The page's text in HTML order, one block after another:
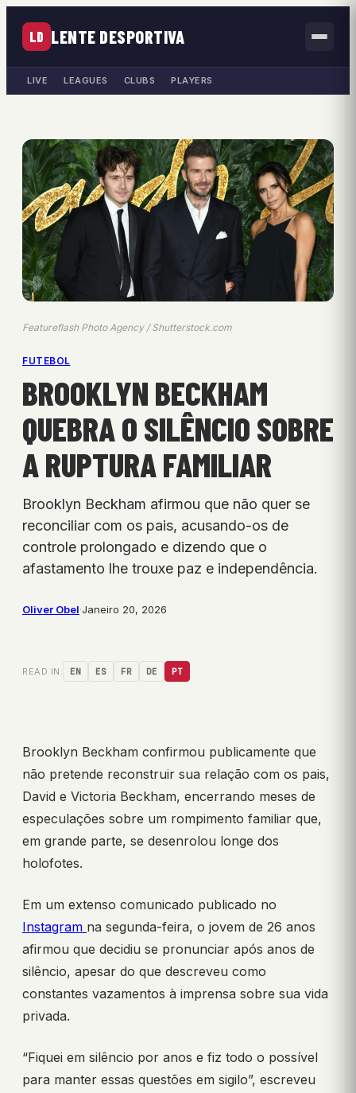
LD LENTE DESPORTIVA
LIVE LEAGUES CLUBS PLAYERS
Featureflash Photo Agency / Shutterstock.com
FUTEBOL
BROOKLYN BECKHAM
QUEBRA O SILÊNCIO SOBRE
A RUPTURA FAMILIAR
Brooklyn Beckham afirmou que não quer se
reconciliar com os pais, acusando-os de
controle prolongado e dizendo que o
afastamento lhe trouxe paz e independência.
Oliver Obel·Janeiro 20, 2026
READ IN: EN ES FR DE PT
Brooklyn Beckham confirmou publicamente que
não pretende reconstruir sua relação com os pais,
David e Victoria Beckham, encerrando meses de
especulações sobre um rompimento familiar que,
em grande parte, se desenrolou longe dos
holofotes.
Em um extenso comunicado publicado no
Instagram na segunda-feira, o jovem de 26 anos
afirmou que decidiu se pronunciar após anos de
silêncio, apesar do que descreveu como
constantes vazamentos à imprensa sobre sua vida
privada.
“Fiquei em silêncio por anos e fiz todo o possível
para manter essas questões em sigilo”, escreveu